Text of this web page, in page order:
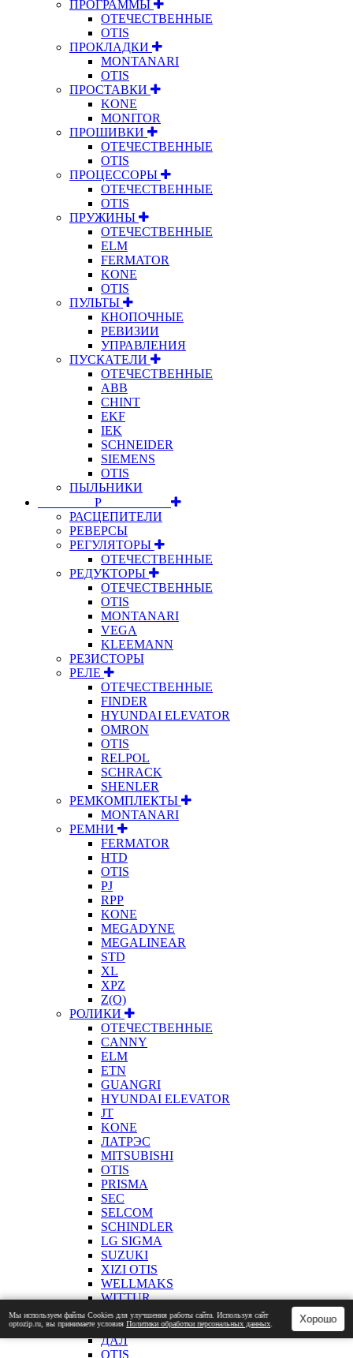
ПРОГРАММЫ
ОТЕЧЕСТВЕННЫЕ
OTIS
ПРОКЛАДКИ
MONTANARI
OTIS
ПРОСТАВКИ
KONE
MONITOR
ПРОШИВКИ
ОТЕЧЕСТВЕННЫЕ
OTIS
ПРОЦЕССОРЫ
ОТЕЧЕСТВЕННЫЕ
OTIS
ПРУЖИНЫ
ОТЕЧЕСТВЕННЫЕ
ELM
FERMATOR
KONE
OTIS
ПУЛЬТЫ
КНОПОЧНЫЕ
РЕВИЗИИ
УПРАВЛЕНИЯ
ПУСКАТЕЛИ
ОТЕЧЕСТВЕННЫЕ
ABB
CHINT
EKF
IEK
SCHNEIDER
SIEMENS
OTIS
ПЫЛЬНИКИ
⠀⠀⠀⠀⠀⠀Р⠀⠀⠀⠀⠀⠀⠀
РАСЦЕПИТЕЛИ
РЕВЕРСЫ
РЕГУЛЯТОРЫ
ОТЕЧЕСТВЕННЫЕ
РЕДУКТОРЫ
ОТЕЧЕСТВЕННЫЕ
OTIS
MONTANARI
VEGA
KLEEMANN
РЕЗИСТОРЫ
РЕЛЕ
ОТЕЧЕСТВЕННЫЕ
FINDER
HYUNDAI ELEVATOR
OMRON
OTIS
RELPOL
SCHRACK
SHENLER
РЕМКОМПЛЕКТЫ
MONTANARI
РЕМНИ
FERMATOR
HTD
OTIS
PJ
RPP
KONE
MEGADYNE
MEGALINEAR
STD
XL
XPZ
Z(О)
РОЛИКИ
ОТЕЧЕСТВЕННЫЕ
CANNY
ELM
ETN
GUANGRI
HYUNDAI ELEVATOR
JT
KONE
ЛАТРЭС
MITSUBISHI
OTIS
PRISMA
SEC
SELCOM
SCHINDLER
LG SIGMA
SUZUKI
XIZI OTIS
WELLMAKS
WITTUR
РОТОРЫ
АДЛ
ДАЛ
OTIS
Мы используем файлы Сookies для улучшения работы сайта. Используя сайт
optozip.ru, вы принимаете условияПолитики обработки персональных данных Хорошо